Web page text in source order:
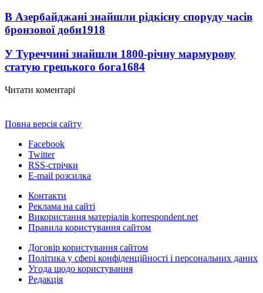
В Азербайджані знайшли рідкісну споруду часів
бронзової доби1918
У Туреччині знайшли 1800-річну мармурову
статую грецького бога1684
Читати коментарі
Повна версія сайту
Facebook
Twitter
RSS-стрічки
E-mail розсилка
Контакти
Реклама на сайті
Використання матеріалів korrespondent.net
Правила користування сайтом
Договір користування сайтом
Політика у сфері конфіденційності і персональних даних
Угода щодо користування
Редакція